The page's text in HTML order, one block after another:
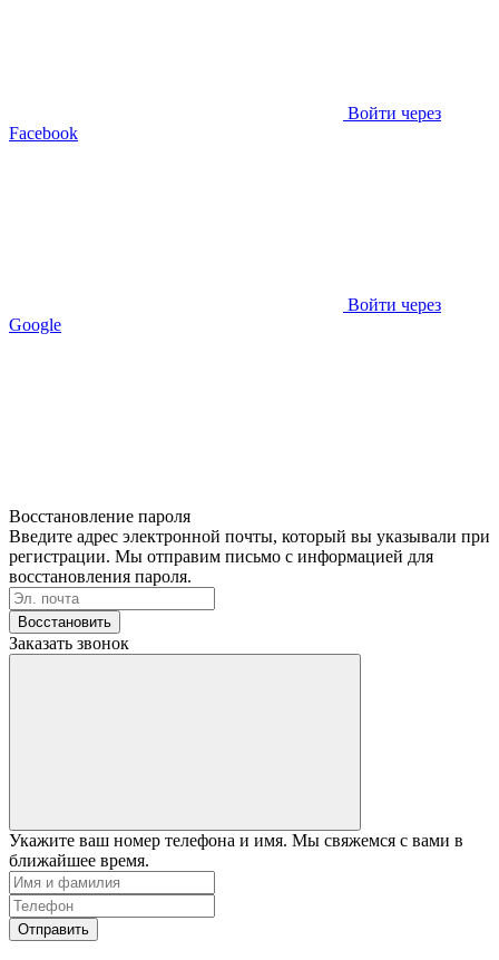
Войти через
Facebook
Войти через
Google
Восстановление пароля
Введите адрес электронной почты, который вы указывали при
регистрации. Мы отправим письмо с информацией для
восстановления пароля.
Восстановить
Заказать звонок
Укажите ваш номер телефона и имя. Мы свяжемся с вами в
ближайшее время.
Отправить